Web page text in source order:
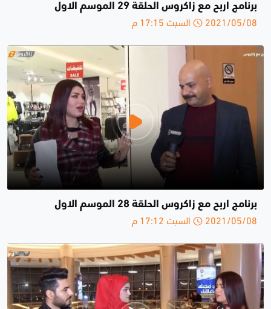
برنامج اربح مع زاكروس الحلقة 29 الموسم الاول
2021/05/08 السبت 17:15 م
برنامج اربح مع زاكروس الحلقة 28 الموسم الاول
2021/05/08 السبت 17:12 م